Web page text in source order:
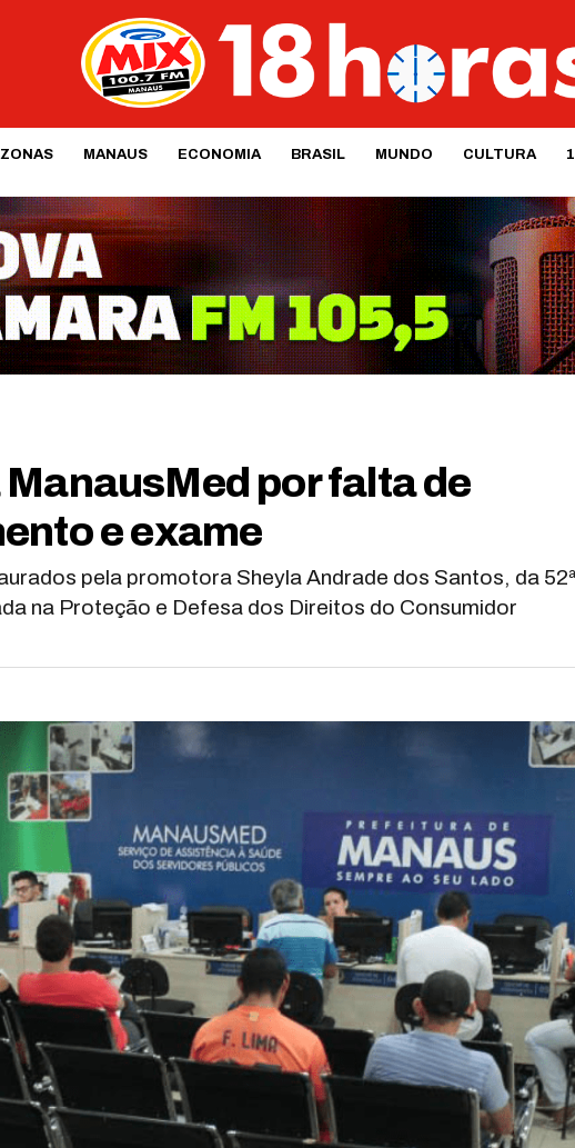
MANAUS ECONOMIA BRASIL MUNDO CULTURA
por falta de
e exame
pela promotora Sheyla Andrade dos Santos, da 52ª
na Proteção e Defesa dos Direitos do Consumidor